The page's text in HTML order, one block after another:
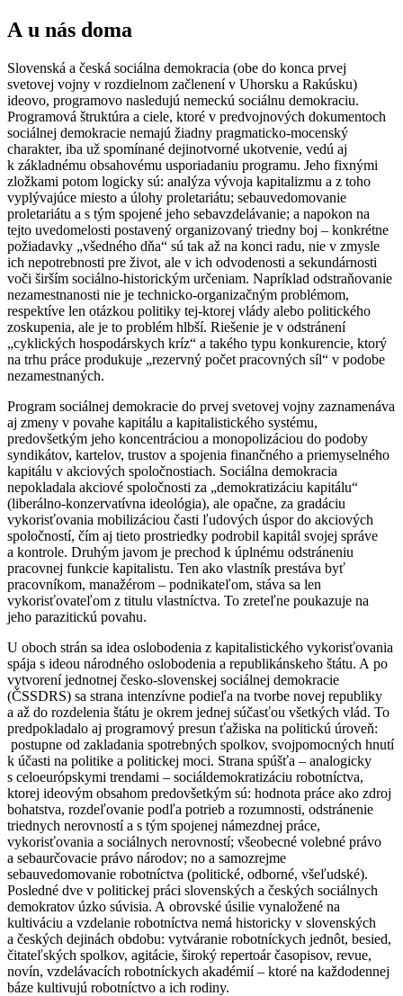
A u nás doma
Slovenská a česká sociálna demokracia (obe do konca prvej
svetovej vojny v rozdielnom začlenení v Uhorsku a Rakúsku)
ideovo, programovo nasledujú nemeckú sociálnu demokraciu.
Programová štruktúra a ciele, ktoré v predvojnových dokumentoch
sociálnej demokracie nemajú žiadny pragmaticko-mocenský
charakter, iba už spomínané dejinotvorné ukotvenie, vedú aj
k základnému obsahovému usporiadaniu programu. Jeho fixnými
zložkami potom logicky sú: analýza vývoja kapitalizmu a z toho
vyplývajúce miesto a úlohy proletariátu; sebauvedomovanie
proletariátu a s tým spojené jeho sebavzdelávanie; a napokon na
tejto uvedomelosti postavený organizovaný triedny boj – konkrétne
požiadavky „všedného dňa“ sú tak až na konci radu, nie v zmysle
ich nepotrebnosti pre život, ale v ich odvodenosti a sekundárnosti
voči širším sociálno-historickým určeniam. Napríklad odstraňovanie
nezamestnanosti nie je technicko-organizačným problémom,
respektíve len otázkou politiky tej-ktorej vlády alebo politického
zoskupenia, ale je to problém hlbší. Riešenie je v odstránení
„cyklických hospodárskych kríz“ a takého typu konkurencie, ktorý
na trhu práce produkuje „rezervný počet pracovných síl“ v podobe
nezamestnaných.
Program sociálnej demokracie do prvej svetovej vojny zaznamenáva
aj zmeny v povahe kapitálu a kapitalistického systému,
predovšetkým jeho koncentráciou a monopolizáciou do podoby
syndikátov, kartelov, trustov a spojenia finančného a priemyselného
kapitálu v akciových spoločnostiach. Sociálna demokracia
nepokladala akciové spoločnosti za „demokratizáciu kapitálu“
(liberálno-konzervatívna ideológia), ale opačne, za gradáciu
vykorisťovania mobilizáciou časti ľudových úspor do akciových
spoločností, čím aj tieto prostriedky podrobil kapitál svojej správe
a kontrole. Druhým javom je prechod k úplnému odstráneniu
pracovnej funkcie kapitalistu. Ten ako vlastník prestáva byť
pracovníkom, manažérom – podnikateľom, stáva sa len
vykorisťovateľom z titulu vlastníctva. To zreteľne poukazuje na
jeho parazitickú povahu.
U oboch strán sa idea oslobodenia z kapitalistického vykorisťovania
spája s ideou národného oslobodenia a republikánskeho štátu. A po
vytvorení jednotnej česko-slovenskej sociálnej demokracie
(ČSSDRS) sa strana intenzívne podieľa na tvorbe novej republiky
a až do rozdelenia štátu je okrem jednej súčasťou všetkých vlád. To
predpokladalo aj programový presun ťažiska na politickú úroveň:
postupne od zakladania spotrebných spolkov, svojpomocných hnutí
k účasti na politike a politickej moci. Strana spúšťa – analogicky
s celoeurópskymi trendami – sociáldemokratizáciu robotníctva,
ktorej ideovým obsahom predovšetkým sú: hodnota práce ako zdroj
bohatstva, rozdeľovanie podľa potrieb a rozumnosti, odstránenie
triednych nerovností a s tým spojenej námezdnej práce,
vykorisťovania a sociálnych nerovností; všeobecné volebné právo
a sebaurčovacie právo národov; no a samozrejme
sebauvedomovanie robotníctva (politické, odborné, všeľudské).
Posledné dve v politickej práci slovenských a českých sociálnych
demokratov úzko súvisia. A obrovské úsilie vynaložené na
kultiváciu a vzdelanie robotníctva nemá historicky v slovenských
a českých dejinách obdobu: vytváranie robotníckych jednôt, besied,
čitateľských spolkov, agitácie, široký repertoár časopisov, revue,
novín, vzdelávacích robotníckych akadémií – ktoré na každodennej
báze kultivujú robotníctvo a ich rodiny.